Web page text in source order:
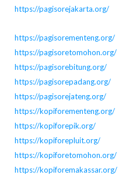
https://pagisorejakarta.org/
https://pagisorementeng.org/
https://pagisoretomohon.org/
https://pagisorebitung.org/
https://pagisorepadang.org/
https://pagisorejateng.org/
https://kopiforementeng.org/
https://kopiforepik.org/
https://kopiforepluit.org/
https://kopiforetomohon.org/
https://kopiforemakassar.org/